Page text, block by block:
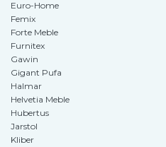
Euro-Home
Femix
Forte Meble
Furnitex
Gawin
Gigant Pufa
Halmar
Helvetia Meble
Hubertus
Jarstol
Kliber